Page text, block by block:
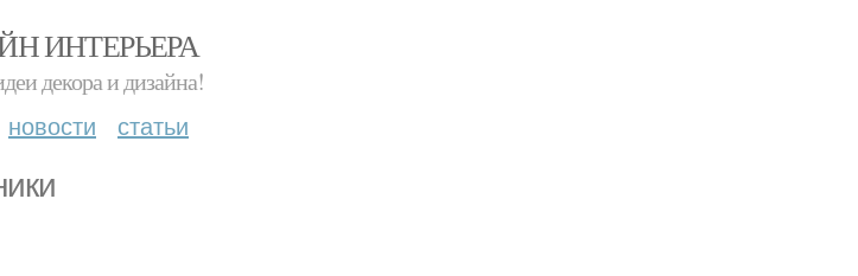
ИНТЕРЬЕРА
декора и дизайна!
новости статьи